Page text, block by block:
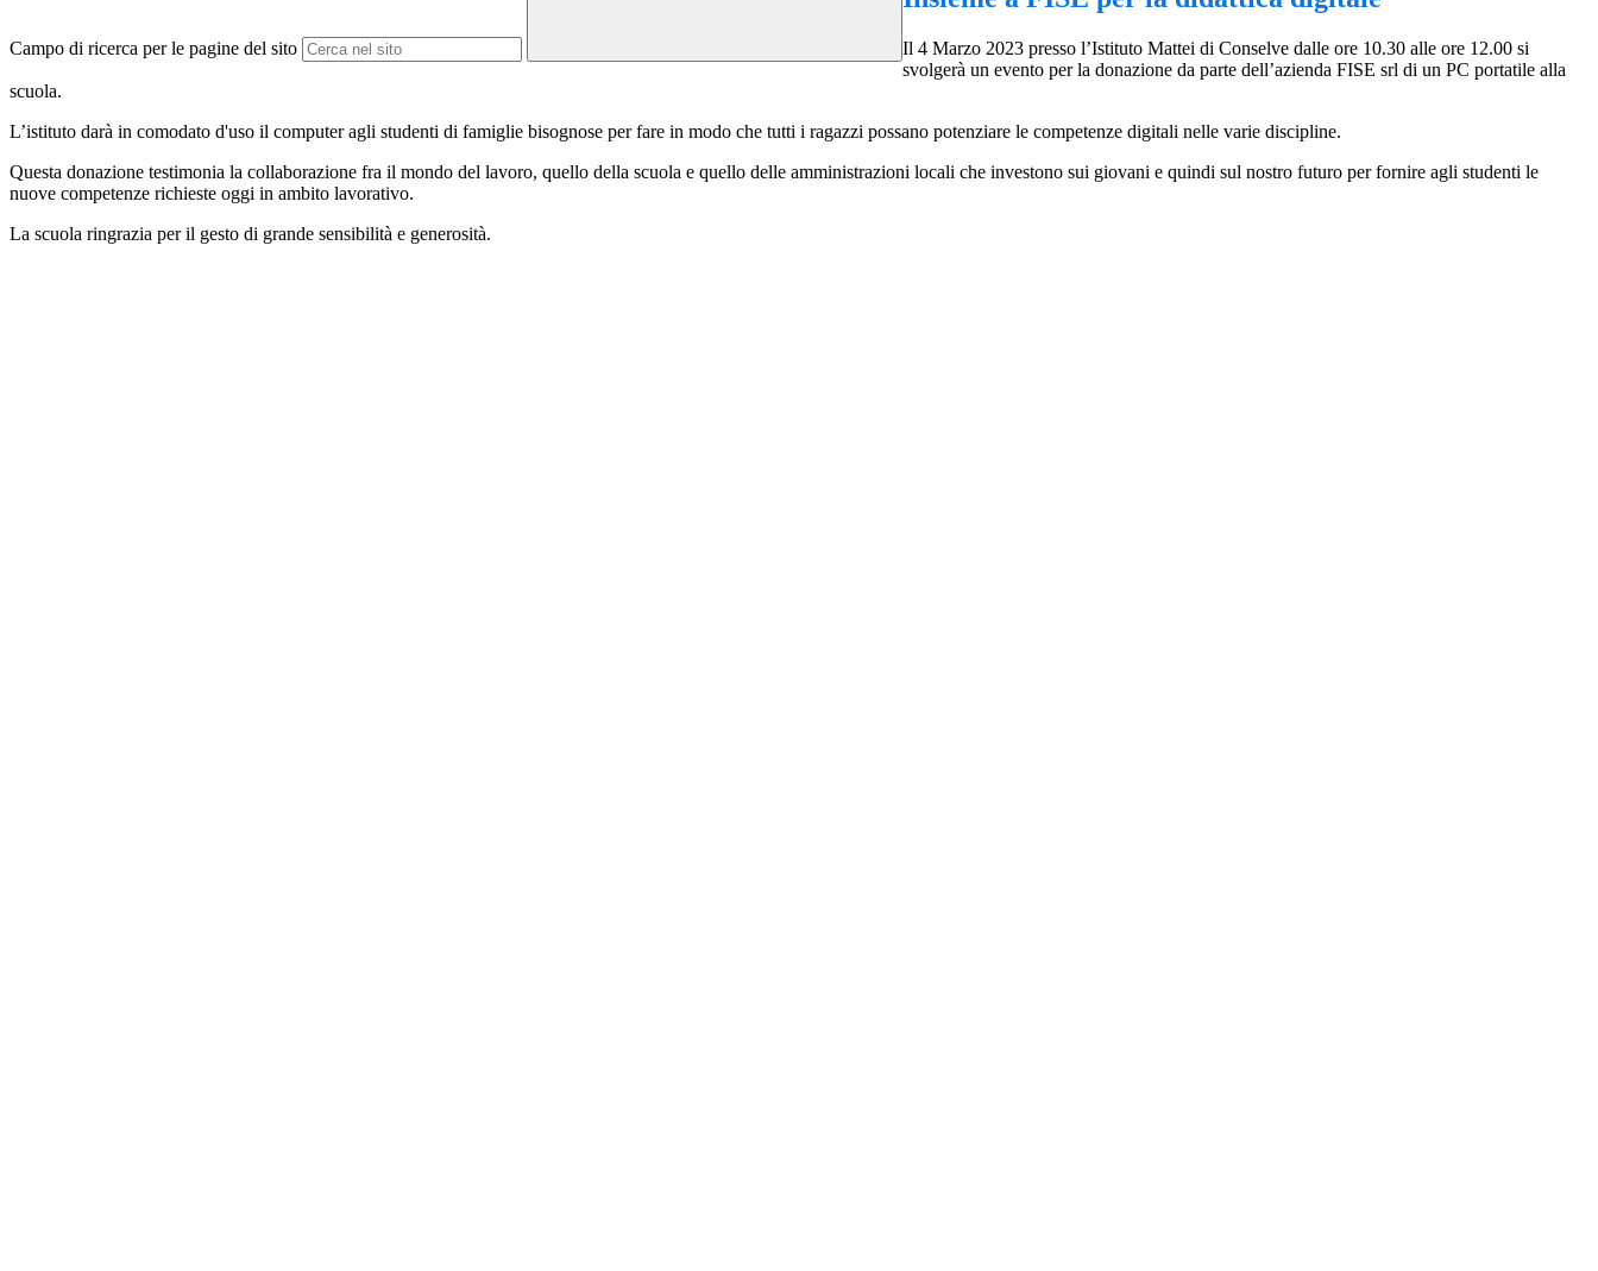
Campo di ricerca per le pagine del sito
Il 4 Marzo 2023 presso l’Istituto Mattei di Conselve dalle ore 10.30 alle ore 12.00 si
svolgerà un evento per la donazione da parte dell’azienda FISE srl di un PC portatile alla
scuola.
L’istituto darà in comodato d'uso il computer agli studenti di famiglie bisognose per fare in modo che tutti i ragazzi possano potenziare le competenze digitali nelle varie discipline.
Questa donazione testimonia la collaborazione fra il mondo del lavoro, quello della scuola e quello delle amministrazioni locali che investono sui giovani e quindi sul nostro futuro per fornire agli studenti le
nuove competenze richieste oggi in ambito lavorativo.
La scuola ringrazia per il gesto di grande sensibilità e generosità.